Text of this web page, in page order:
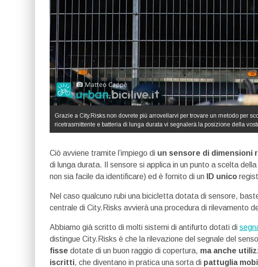
Grazie a City.Risks non dovrete più arrovellarvi per trovare un metodo per
ricetrasmittente e batteria di lunga durata vi segnalerà la posizione della
Ciò avviene tramite l’impiego di un sensore di dimensioni
di lunga durata. Il sensore si applica in un punto a scelta
non sia facile da identificare) ed è fornito di un
ID unico
Nel caso qualcuno rubi una bicicletta dotata di sensore,
centrale di City.Risks avvierà una procedura di rilevamento
Abbiamo già scritto di molti sistemi di antifurto dotati di
distingue City.Risks è che la rilevazione del segnale del
fisse dotate di un buon raggio di copertura, ma anche
iscritti, che diventano in pratica una sorta di pattuglia